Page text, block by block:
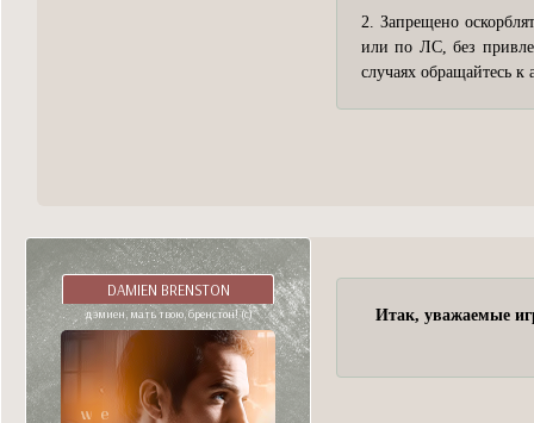
2. Запрещено
или по ЛС, без
случаях обращайтесь
DAMIEN BRENSTON
дэмиен, мать твою, бренстон! (с) Итак, уважаемые